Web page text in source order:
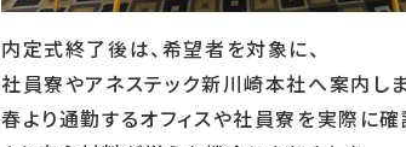
内定式終了後は、希望者を対象に、
社員寮やアネステック新川崎本社へ案内しま
春より通勤するオフィスや社員寮を実際に